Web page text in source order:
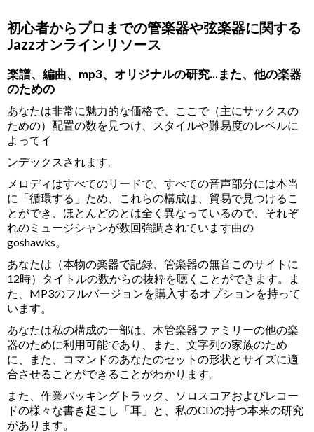
初心者からプロまでの管楽器や弦楽器に関する
Jazzオンラインリソース
楽譜、編曲、mp3、オリジナルの研究...また、他の楽器
のための
あなたは非常に魅力的な価格で、ここで（主にサックスの
ための）配置の数を見つけ、スタイルや難易度のレベルに
よってイ
ンデックスされま​​す。
メロディはすべてのリードで、すべての音声部分には本当
に「循環する」ため、これらの構成は、貿易で見つけるこ
とができ、ほとんどのとは全く異なっているので、それぞ
れのミュージシャンが数回強調されています曲の
goshawks。
あなたは（本物の楽器で記録、管楽器の無音このサイトに
12時）タイトルの数からの抜粋を聴くことができます。ま
た、MP3のフルバージョンを購入するオプションを持って
います。
あなたは私の構成の一部は、木管楽器ファミリーの他の楽
器のために利用可能であり、また、文字列の家族のため
に、また、コマンドのあなたのセットの形状とサイズに適
合させることができることがわかります。
また、作業バッキングトラック、ソロスコアおよびレコー
ドの様々な書き起こし「耳」と、私のCDの持つ本来の研究
があります。